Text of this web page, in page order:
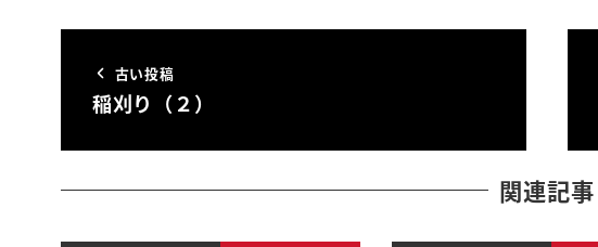
古い投稿
稲刈り（２）
関連記事